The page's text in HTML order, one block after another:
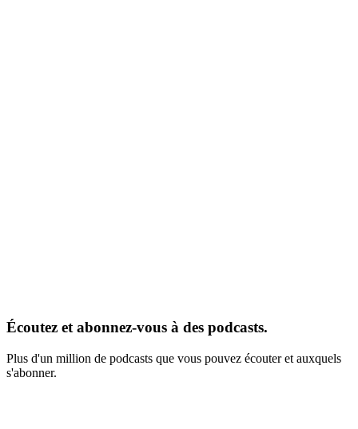
Écoutez et abonnez-vous à des podcasts.
Plus d'un million de podcasts que vous pouvez écouter et auxquels
s'abonner.